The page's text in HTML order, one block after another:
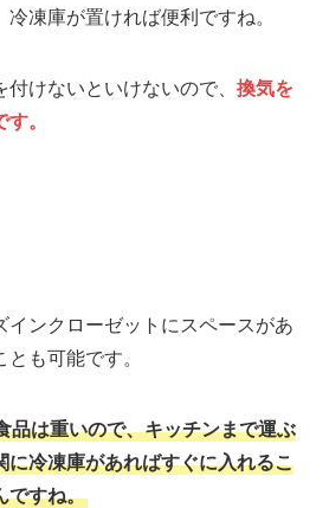
凍庫が置ければ便利ですね。
けないといけないので、 換気を
。
インクローゼットにスペースがあ
も可能です。
品は重いので、キッチンまで運ぶ
に冷凍庫があればすぐに入れるこ
ですね。